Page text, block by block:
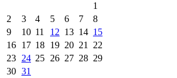
1
2
3 4 5 6 7
8
9
10 11 12 13 14 15
16 17 18 19 20 21
22
23 24 25 26 27 28 29
30 31